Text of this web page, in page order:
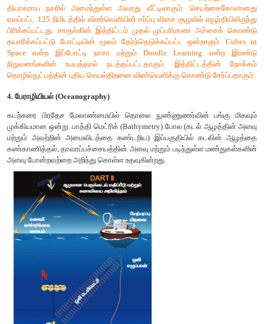
நீர்நிலைகளை படமாக்கும் ரேடார்.
4. ஃபெர்ரட் எனப்படும் சமிக்ஞை நுண்ணறிவு (SIGNIT -
Satelite) சோதனை செயற்கைகோள்.
சில நேரங்களில் முதல் மற்றும் நான்காம் வகைகளை
ஐக்கிய நாட்டின் திறவுகோல் (Keyhole) தொடர் போன்ற
மேடைகளும் பயன்படுத்தப்படுகின்றன.
அநேக நாடுகள் உளவு செயற்கைகோள்களை
ஐக்கிய நாடுகள் மற்றும் இரஷ்யா மட்டுமே அதிக
செயற்கைகோள்களை ஏவியுள்ளன. 1991ற்கு பிறகு சோவியத்
பெரும்பான்மையான விண்வெளி அமைப்புகளை தனதாக்கிக்
இச்செயற்கை கோள்களின் திறன் மற்றும் வலைத்
தேவையான செலவினங்களை மேற்கொள்ள இயலவில்லை.
ஐக்கிய நாடோ மிக நவீன உளவு செயற்கை கோள்களை அதிக
ஏவியுள்ளது. தற்போதுள்ள திறன் மிகுந்த உளவு
பெரும்பான்மையானவை இந்நாட்டைச் சார்ந்ததாகும்.
மிடாஸ் (MIDAS) மற்றும் சாமாஸ் (SAMAS) போன்றவை
ஏவப்பட்ட உளவு செயற்கைகோள்களாகும்.